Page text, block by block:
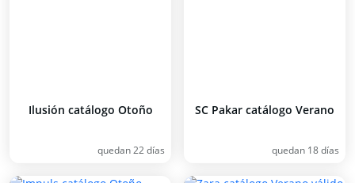
Ilusión catálogo Otoño
quedan 22 días
SC Pakar catálogo Verano
quedan 18 días